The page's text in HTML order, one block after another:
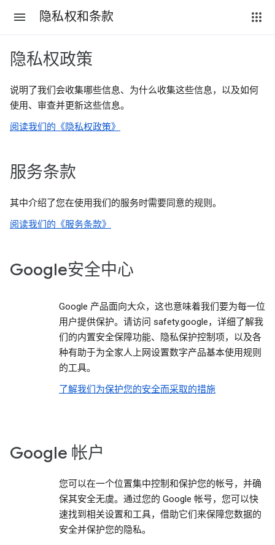
隐私权和条款
隐私权政策
说明了我们会收集哪些信息、为什么收集这些信息，以及如何
使用、审查并更新这些信息。
阅读我们的《隐私权政策》
服务条款
其中介绍了您在使用我们的服务时需要同意的规则。
阅读我们的《服务条款》
Google安全中心
Google 产品面向大众，这也意味着我们要为每一位
用户提供保护。请访问 safety.google，详细了解我
们的内置安全保障功能、隐私保护控制项，以及各
种有助于为全家人上网设置数字产品基本使用规则
的工具。
了解我们为保护您的安全而采取的措施
Google 帐户
您可以在一个位置集中控制和保护您的帐号，并确
保其安全无虞。通过您的 Google 帐号，您可以快
速找到相关设置和工具，借助它们来保障您数据的
安全并保护您的隐私。